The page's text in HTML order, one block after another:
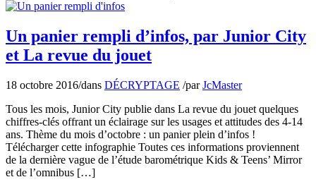
Un panier rempli d’infos, par Junior City
et La revue du jouet
18 octobre 2016/dans DÉCRYPTAGE /parJcMaster
Tous les mois, Junior City publie dans La revue du jouet quelques
chiffres-clés offrant un éclairage sur les usages et attitudes des 4-14
ans. Thème du mois d’octobre : un panier plein d’infos !
Télécharger cette infographie Toutes ces informations proviennent
de la dernière vague de l’étude barométrique Kids & Teens’ Mirror
et de l’omnibus […]